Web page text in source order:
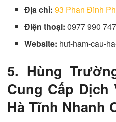
Địa chỉ:93 Phan Đình
Điện thoại:0977 990 747
Website: hut-ham-cau-
5. Hùng
Cung Cấp Dịch
Hà Tĩnh Nhanh